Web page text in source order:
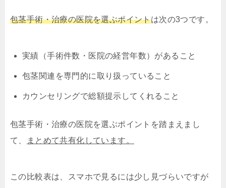
包茎手術・治療の医院を選ぶポイントは次の3つです。
実績（手術件数・医院の経営年数）があること
包茎関連を専門的に取り扱っていること
カウンセリングで総額提示してくれること
包茎手術・治療の医院を選ぶポイントを踏まえまし
て、
まとめて共有化しています。
この比較表は、スマホで見るには少し見づらいですが